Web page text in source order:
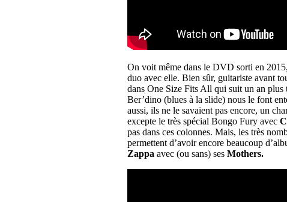
On voit même dans le DVD sorti en 2015,
duo avec elle. Bien sûr, guitariste avant
dans One Size Fits All qui suit un an plus
Ber’dino (blues à la slide) nous le font
aussi, ils ne le savaient pas encore, un
excepte le très spécial Bongo Fury avec
pas dans ces colonnes. Mais, les très
permettent d’avoir encore beaucoup
Zappa avec (ou sans) ses Mothers.